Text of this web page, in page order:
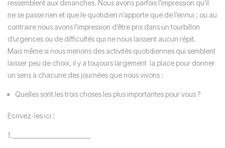
ressemblent aux dimanches. Nous avons parfois l’impression qu’il
ne se passe rien et que le quotidien n’apporte que de l’ennui ; ou au
contraire nous avons l’impression d’être pris dans un tourbillon
d’urgences ou de difficultés qui ne nous laissent aucun répit.
Mais même si nous menons des activités quotidiennes qui semblent
laisser peu de choix, il y a toujours largement la place pour donner
un sens à chacune des journées que nous vivons :
Quelles sont les trois choses les plus importantes pour vous ?
Ecrivez-les ici :
1.__________________________